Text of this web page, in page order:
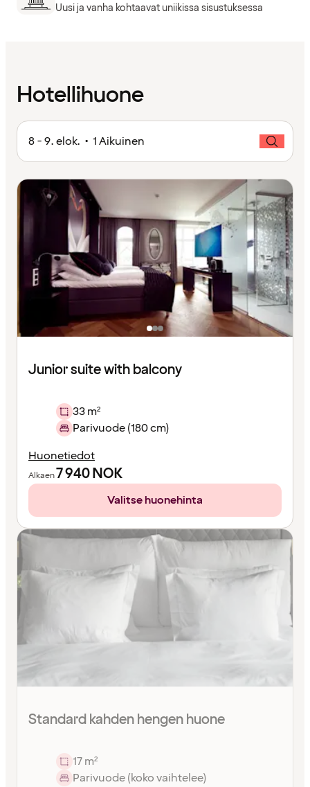
Uusi ja vanha kohtaavat uniikissa sisustuksessa
Hotellihuone
8 - 9. elok. • 1 Aikuinen
Junior suite with balcony
33 m²
Parivuode (180 cm)
Huonetiedot
Alkaen7 940NOK
Valitse huonehinta
Standard kahden hengen huone
17 m²
Parivuode (koko vaihtelee)